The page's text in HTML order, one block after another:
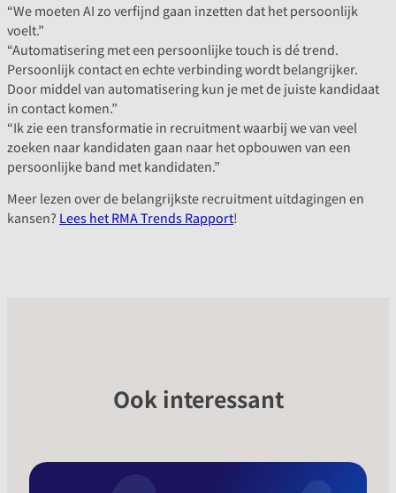
“We moeten AI zo verfijnd gaan inzetten dat het persoonlijk
voelt.”
“Automatisering met een persoonlijke touch is dé trend.
Persoonlijk contact en echte verbinding wordt belangrijker.
Door middel van automatisering kun je met de juiste kandidaat
in contact komen.”
“Ik zie een transformatie in recruitment waarbij we van veel
zoeken naar kandidaten gaan naar het opbouwen van een
persoonlijke band met kandidaten.”
Meer lezen over de belangrijkste recruitment uitdagingen en
kansen? Lees het RMA Trends Rapport!
Ook interessant